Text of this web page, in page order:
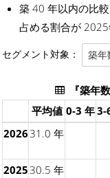
築 40 年以内の比
占める割合が
セグメント対象： 築年
『築年
平均値 0-3 年3-
202631.0 年
202530.5 年